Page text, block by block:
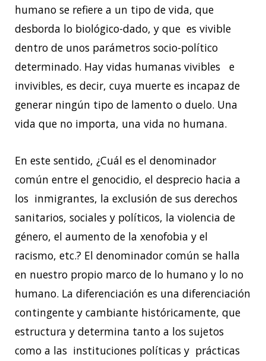
humano se refiere a un tipo de vida, que
desborda lo biológico-dado, y que es vivible
dentro de unos parámetros socio-político
determinado. Hay vidas humanas vivibles e
invivibles, es decir, cuya muerte es incapaz de
generar ningún tipo de lamento o duelo. Una
vida que no importa, una vida no humana.
En este sentido, ¿Cuál es el denominador
común entre el genocidio, el desprecio hacia a
los inmigrantes, la exclusión de sus derechos
sanitarios, sociales y políticos, la violencia de
género, el aumento de la xenofobia y el
racismo, etc.? El denominador común se halla
en nuestro propio marco de lo humano y lo no
humano. La diferenciación es una diferenciación
contingente y cambiante históricamente, que
estructura y determina tanto a los sujetos
como a las instituciones políticas y prácticas